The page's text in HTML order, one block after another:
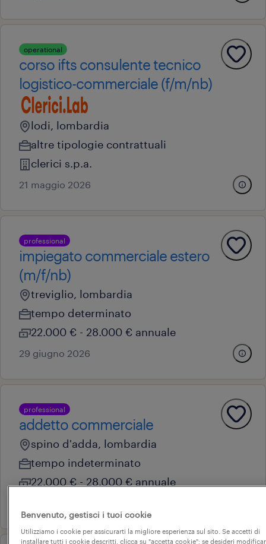
operational
corso ifts consulente tecnico
logistico-commerciale (f/m/nb)
lodi, lombardia
altre tipologie contrattuali
clerici s.p.a.
21 maggio 2026
professional
impiegato commerciale estero
(m/f/nb)
treviglio, lombardia
tempo determinato
22.000 € - 28.000 € annuale
29 giugno 2026
professional
addetto commerciale
spino d'adda, lombardia
tempo indeterminato
22.000 € - 28.000 € annuale
Benvenuto, gestisci i tuoi cookie
Utilizziamo i cookie per assicurarti la migliore esperienza sul sito. Se accetti di
installare tutti i cookie descritti, clicca su "accetta cookie"; se desideri